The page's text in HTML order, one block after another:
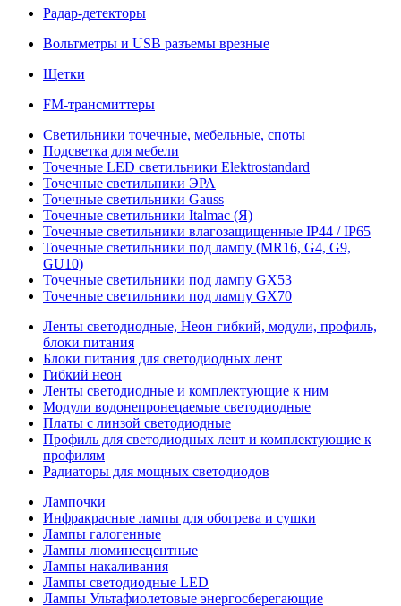
Радар-детекторы
Вольтметры и USB разъемы врезные
Щетки
FM-трансмиттеры
Светильники точечные, мебельные, споты
Подсветка для мебели
Точечные LED светильники Elektrostandard
Точечные светильники ЭРА
Точечные светильники Gauss
Точечные светильники Italmac (Я)
Точечные светильники влагозащищенные IP44 / IP65
Точечные светильники под лампу (MR16, G4, G9,
GU10)
Точечные светильники под лампу GX53
Точечные светильники под лампу GX70
Ленты светодиодные, Неон гибкий, модули, профиль,
блоки питания
Блоки питания для светодиодных лент
Гибкий неон
Ленты светодиодные и комплектующие к ним
Модули водонепронецаемые светодиодные
Платы с линзой светодиодные
Профиль для светодиодных лент и комплектующие к
профилям
Радиаторы для мощных светодиодов
Лампочки
Инфракрасные лампы для обогрева и сушки
Лампы галогенные
Лампы люминесцентные
Лампы накаливания
Лампы светодиодные LED
Лампы Ультафиолетовые энергосберегающие